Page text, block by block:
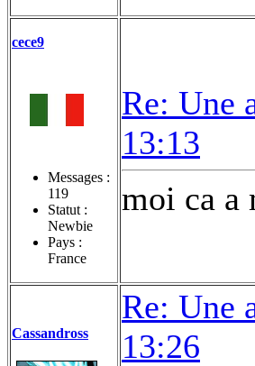
cece9
Messages :
119
Statut :
Newbie
Pays :
France
Re: Une
13:13
moi ca a
Cassandross
Re: Une
13:26